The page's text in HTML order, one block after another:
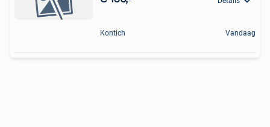
Kontich Vandaag